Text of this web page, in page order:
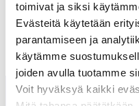
toimivat ja siksi
Evästeitä käytetään
parantamiseen ja
käytämme
joiden avulla tuotamme
Voit hyväksyä kaikki